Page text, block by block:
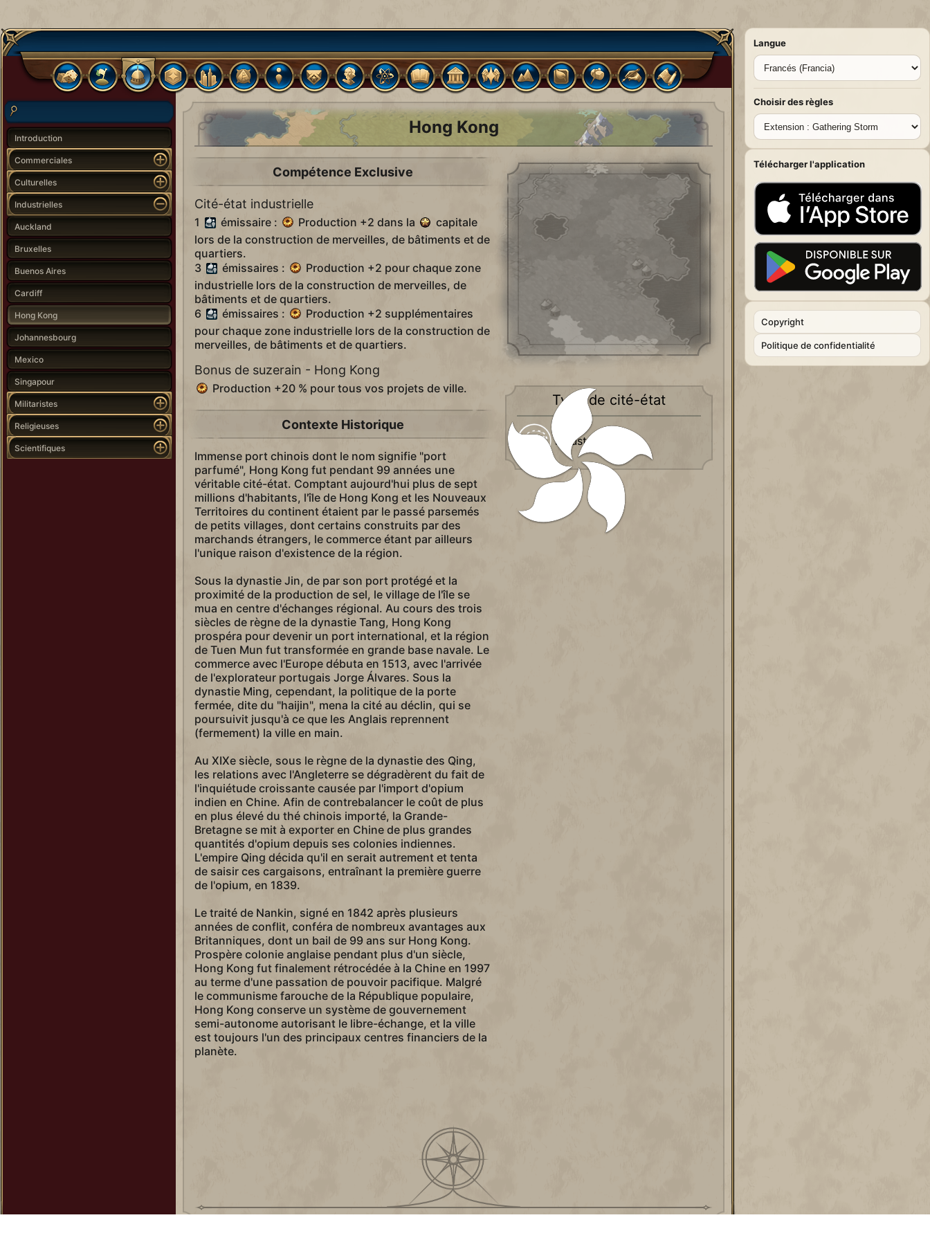
Introduction
Commerciales
Culturelles
Industrielles
Auckland
Bruxelles
Buenos Aires
Cardiff
Hong Kong
Johannesbourg
Mexico
Singapour
Militaristes
Religieuses
Scientifiques
Hong Kong
Compétence Exclusive
Cité-état industrielle
1 émissaire : Production +2 dans la
capitale
lors de la construction de merveilles, de bâtiments et de
quartiers.
3
émissaires :
Production +2 pour chaque zone
industrielle lors de la construction de merveilles, de
bâtiments et de quartiers.
6
émissaires :
Production +2 supplémentaires
pour chaque zone industrielle lors de la construction de
merveilles, de bâtiments et de quartiers.
Bonus de suzerain - Hong Kong
Production +20 % pour tous vos projets de ville.
Contexte Historique
Immense port chinois dont le nom signifie "port
parfumé", Hong Kong fut pendant 99 années une
véritable cité-état. Comptant aujourd'hui plus de sept
millions d'habitants, l'île de Hong Kong et les Nouveaux
Territoires du continent étaient par le passé parsemés
de petits villages, dont certains construits par des
marchands étrangers, le commerce étant par ailleurs
l'unique raison d'existence de la région.
Sous la dynastie Jin, de par son port protégé et la
proximité de la production de sel, le village de l'île se
mua en centre d'échanges régional. Au cours des trois
siècles de règne de la dynastie Tang, Hong Kong
prospéra pour devenir un port international, et la région
de Tuen Mun fut transformée en grande base navale. Le
commerce avec l'Europe débuta en 1513, avec l'arrivée
de l'explorateur portugais Jorge Álvares. Sous la
dynastie Ming, cependant, la politique de la porte
fermée, dite du "haijin", mena la cité au déclin, qui se
poursuivit jusqu'à ce que les Anglais reprennent
(fermement) la ville en main.
Au XIXe siècle, sous le règne de la dynastie des Qing,
les relations avec l'Angleterre se dégradèrent du fait de
l'inquiétude croissante causée par l'import d'opium
indien en Chine. Afin de contrebalancer le coût de plus
en plus élevé du thé chinois importé, la Grande-
Bretagne se mit à exporter en Chine de plus grandes
quantités d'opium depuis ses colonies indiennes.
L'empire Qing décida qu'il en serait autrement et tenta
de saisir ces cargaisons, entraînant la première guerre
de l'opium, en 1839.
Le traité de Nankin, signé en 1842 après plusieurs
années de conflit, conféra de nombreux avantages aux
Britanniques, dont un bail de 99 ans sur Hong Kong.
Prospère colonie anglaise pendant plus d'un siècle,
Hong Kong fut finalement rétrocédée à la Chine en 1997
au terme d'une passation de pouvoir pacifique. Malgré
le communisme farouche de la République populaire,
Hong Kong conserve un système de gouvernement
semi-autonome autorisant le libre-échange, et la ville
est toujours l'un des principaux centres financiers de la
planète.
Type de cité-état
Industrielle
Langue
Choisir des règles
Télécharger l'application
Copyright
Politique de confidentialité